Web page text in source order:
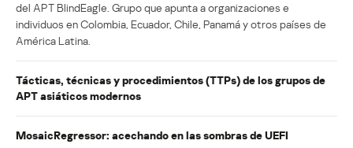
del APT BlindEagle. Grupo que apunta a organizaciones e
individuos en Colombia, Ecuador, Chile, Panamá y otros países de
América Latina.
Tácticas, técnicas y procedimientos (TTPs) de los grupos de
APT asiáticos modernos
MosaicRegressor: acechando en las sombras de UEFI